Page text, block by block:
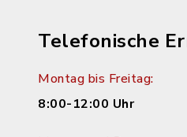
Telefonische
Montag bis Freitag:
8:00-12:00 Uhr